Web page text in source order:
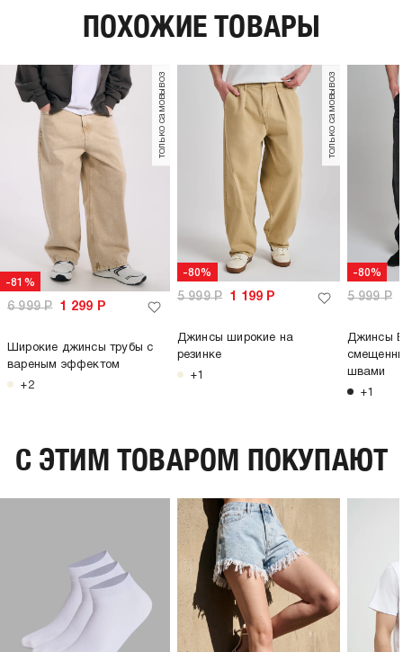
без утепления
стандартная
пол:
мужской
ПОХОЖИЕ ТОВАРЫ
-81%
только самовывоз
6 999Р 1 299 Р
Широкие джинсы трубы с
вареным эффектом
+2
-80%
только самовывоз
5 999Р 1 199 Р
Джинсы широкие на
резинке
+1
-80%
5 999Р
Джинсы
швами
+1
C ЭТИМ ТОВАРОМ ПОКУПАЮТ